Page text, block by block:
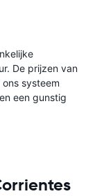
De prijzen van
systeem
een gunstig